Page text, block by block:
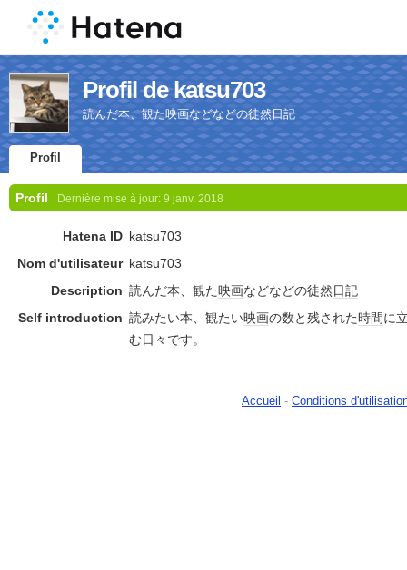
Profil de katsu703
読んだ本、観た映画などなどの徒然日記
Profil
Profil Dernière mise à jour: 9 janv. 2018
Hatena ID katsu703
Nom d'utilisateur katsu703
Description 読んだ本、観た映画などなどの徒然日記
Self introduction 読みたい本、観たい映画の数と残された時間に
む日々です。
Accueil - Conditions